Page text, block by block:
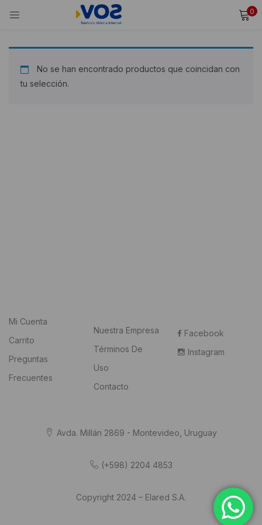
0
INICIAR SESIÓN
No se han encontrado productos que coincidan con
tu selección.
Mi Cuenta
Carrito
Preguntas
Frecuentes
Nuestra Empresa
Términos De
Uso
Contacto
Facebook
Instagram
Avda. Millán 2869 - Montevideo, Uruguay
(+598) 2204 4853
Copyright 2024 – Elared S.A.